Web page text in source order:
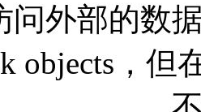
问外部的数
objects，但